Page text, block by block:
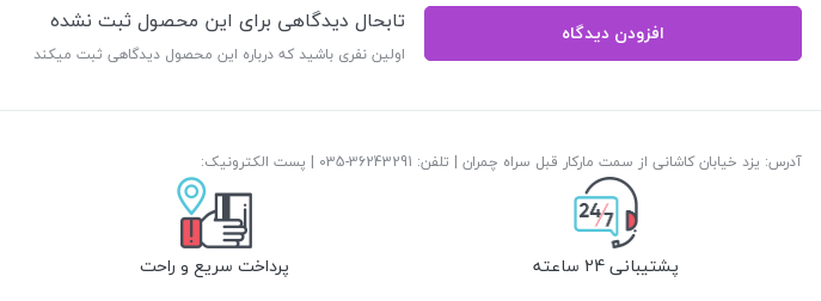
افزودن دیدگاه تابحال دیدگاهی برای این محصول ثبت نشده
اولین نفری باشید که درباره این محصول دیدگاهی ثبت میکند
آدرس: یزد خیابان کاشانی از سمت مارکار قبل سراه چمران | تلفن: ‎035-36243291 | پست الکترونیک:
پشتیبانی 24 ساعته پرداخت سریع و راحت